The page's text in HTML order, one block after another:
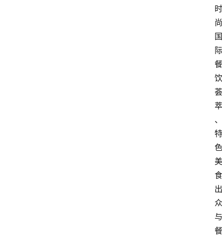
时
尚
国
际
餐
饮
荟
萃
、
特
色
美
食
出
众
与
餐